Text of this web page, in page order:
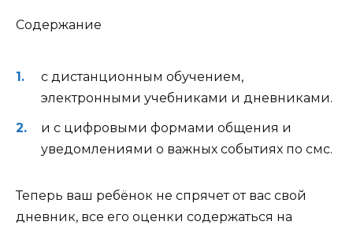
Содержание
с дистанционным обучением,
электронными учебниками и дневниками.
и с цифровыми формами общения и
уведомлениями о важных событиях по смс.
Теперь ваш ребёнок не спрячет от вас свой
дневник, все его оценки содержаться на